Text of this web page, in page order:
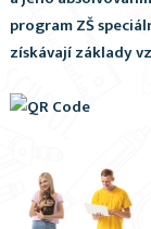
program ZŠ
získávají základy